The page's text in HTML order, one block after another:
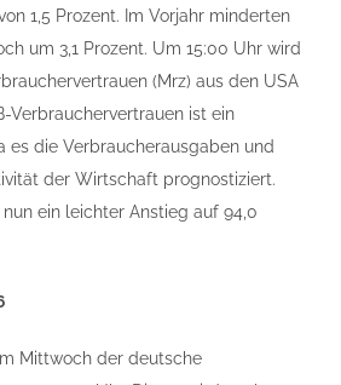
1,5 Prozent. Im Vorjahr minderten
um 3,1 Prozent. Um 15:00 Uhr wird
(Mrz) aus den USA
Verbrauchervertrauen ist ein
es die Verbraucherausgaben und
der Wirtschaft prognostiziert.
ein leichter Anstieg auf 94,0
Mittwoch der deutsche